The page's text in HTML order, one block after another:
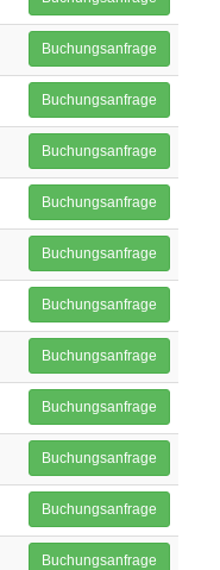
Buchungsanfrage
Buchungsanfrage
Buchungsanfrage
Buchungsanfrage
Buchungsanfrage
Buchungsanfrage
Buchungsanfrage
Buchungsanfrage
Buchungsanfrage
Buchungsanfrage
Buchungsanfrage